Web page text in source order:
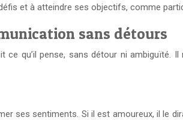
et à atteindre ses objectifs, comme
sans détours
qu’il pense, sans détour ni ambiguïté.
ses sentiments. Si il est amoureux, il le